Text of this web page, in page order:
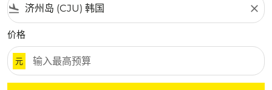
flight_land close
价格
元